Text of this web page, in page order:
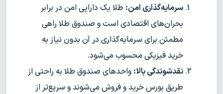
سرمایه‌گذاری امن: طلا یک دارایی امن در برابر
بحران‌های اقتصادی است و صندوق طلا راهی
مطمئن برای سرمایه‌گذاری در آن بدون نیاز به
خرید فیزیکی محسوب می‌شود.
نقدشوندگی بالا: واحدهای صندوق طلا به راحتی از
طریق بورس خرید و فروش می‌شوند و سریع‌تر از